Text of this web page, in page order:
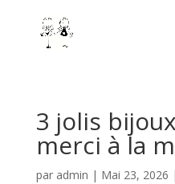
3 jolis
merci à la
par admin | Mai 23, 2026 |